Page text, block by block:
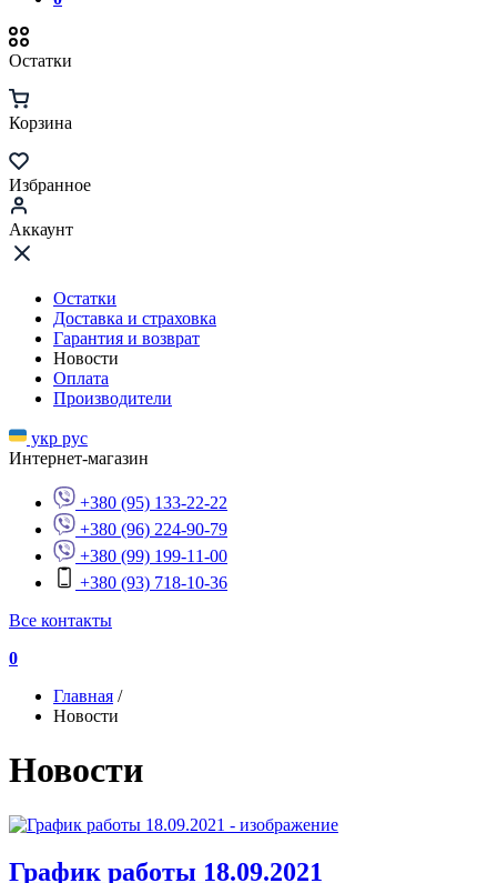
Остатки
Корзина
Избранное
Аккаунт
Остатки
Доставка и страховка
Гарантия и возврат
Новости
Оплата
Производители
укр рус
Интернет-магазин
+380 (95) 133-22-22
+380 (96) 224-90-79
+380 (99) 199-11-00
+380 (93) 718-10-36
Все контакты
0
Главная /
Новости
Новости
График работы 18.09.2021